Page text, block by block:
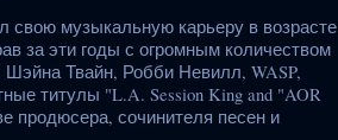
музыкальную карьеру в возрасте
за эти годы с огромным количеством
Твайн, Робби Невилл, WASP,
титулы "L.A. Session King and "AOR
продюсера, сочинителя песен и